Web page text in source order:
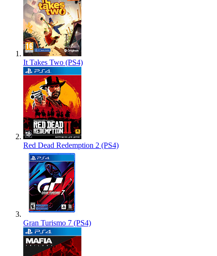
It Takes Two (PS4)
Red Dead Redemption 2 (PS4)
Gran Turismo 7 (PS4)